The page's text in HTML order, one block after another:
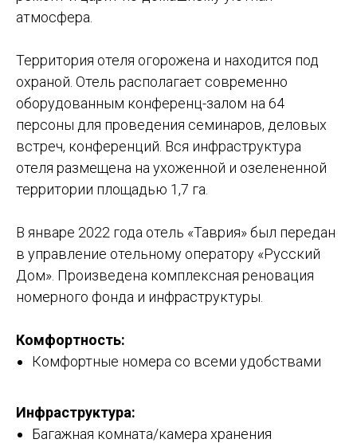
атмосфера.
Территория отеля огорожена и находится под
охраной. Отель располагает современно
оборудованным конференц-залом на 64
персоны для проведения семинаров, деловых
встреч, конференций. Вся инфраструктура
отеля размещена на ухоженной и озелененной
территории площадью 1,7 га.
В январе 2022 года отель «Таврия» был передан
в управление отельному оператору «Русский
Дом». Произведена комплексная реновация
номерного фонда и инфраструктуры.
Комфортность:
Комфортные номера со всеми удобствами
Инфраструктура:
Багажная комната/камера хранения